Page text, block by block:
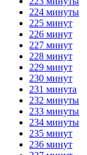
224 минуты
225 минут
226 минут
227 минут
228 минут
229 минут
230 минут
231 минута
232 минуты
233 минуты
234 минуты
235 минут
236 минут